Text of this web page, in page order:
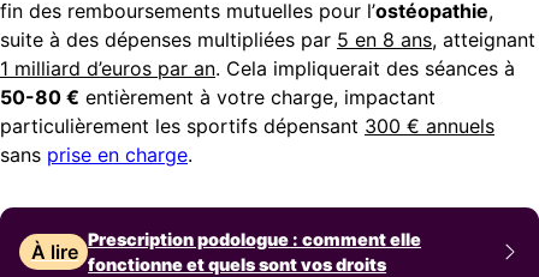
fin des remboursements mutuelles pour l’ostéopathie,
suite à des dépenses multipliées par 5 en 8 ans, atteignant
1 milliard d’euros par an. Cela impliquerait des séances à
50-80 € entièrement à votre charge, impactant
particulièrement les sportifs dépensant 300 € annuels
sans prise en charge.
À lire
Prescription podologue : comment elle
fonctionne et quels sont vos droits